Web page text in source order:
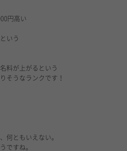
円高い
いう
料が上がるという
そうなランクです！
何ともいえない。
ですね。